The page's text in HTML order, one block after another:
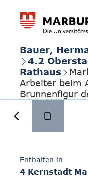
Bauer,
4.2
Rathaus
Arbeiter beim
Brunnenfigur
Enthalten in
4 Kernstadt